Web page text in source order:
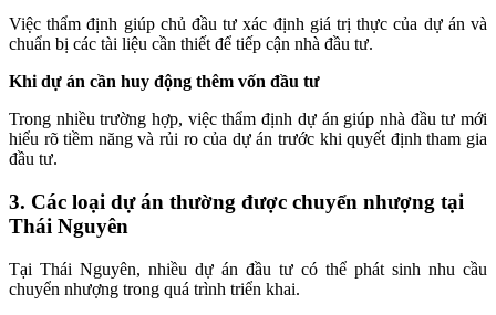
Việc thẩm định giúp chủ đầu tư xác định giá trị thực của dự án và
chuẩn bị các tài liệu cần thiết để tiếp cận nhà đầu tư.
Khi dự án cần huy động thêm vốn đầu tư
Trong nhiều trường hợp, việc thẩm định dự án giúp nhà đầu tư mới
hiểu rõ tiềm năng và rủi ro của dự án trước khi quyết định tham gia
đầu tư.
3. Các loại dự án thường được chuyển nhượng tại
Thái Nguyên
Tại Thái Nguyên, nhiều dự án đầu tư có thể phát sinh nhu cầu
chuyển nhượng trong quá trình triển khai.